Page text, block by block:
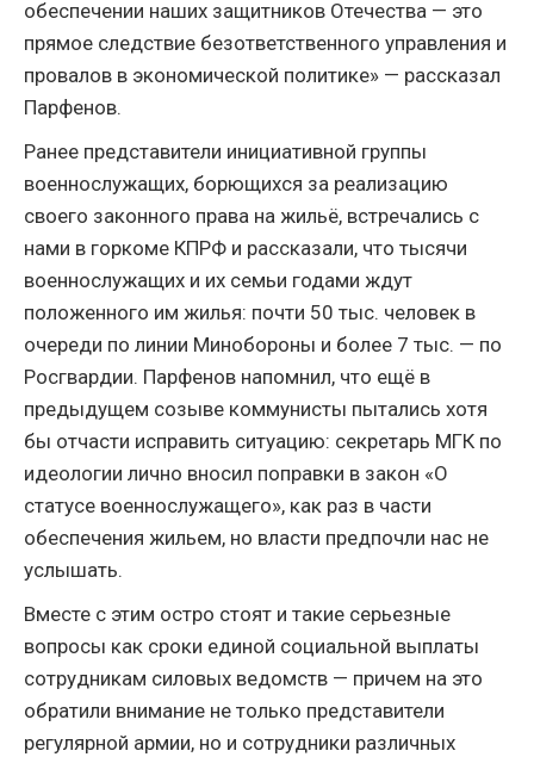
обеспечении наших защитников Отечества — это
прямое следствие безответственного управления и
провалов в экономической политике» — рассказал
Парфенов.
Ранее представители инициативной группы
военнослужащих, борющихся за реализацию
своего законного права на жильё, встречались с
нами в горкоме КПРФ и рассказали, что тысячи
военнослужащих и их семьи годами ждут
положенного им жилья: почти 50 тыс. человек в
очереди по линии Минобороны и более 7 тыс. — по
Росгвардии. Парфенов напомнил, что ещё в
предыдущем созыве коммунисты пытались хотя
бы отчасти исправить ситуацию: секретарь МГК по
идеологии лично вносил поправки в закон «О
статусе военнослужащего», как раз в части
обеспечения жильем, но власти предпочли нас не
услышать.
Вместе с этим остро стоят и такие серьезные
вопросы как сроки единой социальной выплаты
сотрудникам силовых ведомств — причем на это
обратили внимание не только представители
регулярной армии, но и сотрудники различных